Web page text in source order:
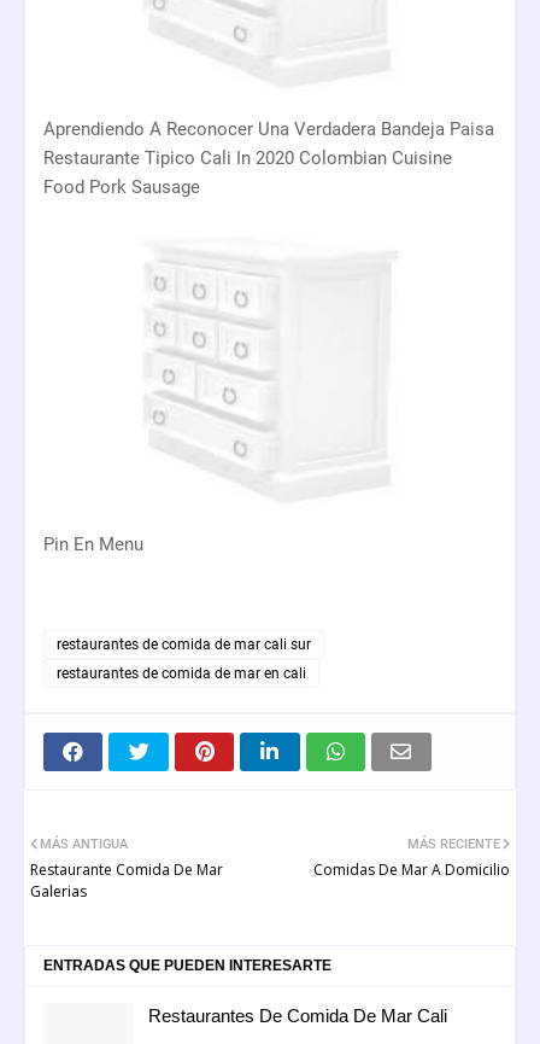
Aprendiendo A Reconocer Una Verdadera Bandeja Paisa
Restaurante Tipico Cali In 2020 Colombian Cuisine
Food Pork Sausage
Pin En Menu
restaurantes de comida de mar cali sur
restaurantes de comida de mar en cali
MÁS RECIENTE
Comidas De Mar A Domicilio
MÁS ANTIGUA
Restaurante Comida De Mar
Galerias
ENTRADAS QUE PUEDEN INTERESARTE
Restaurantes De Comida De Mar Cali